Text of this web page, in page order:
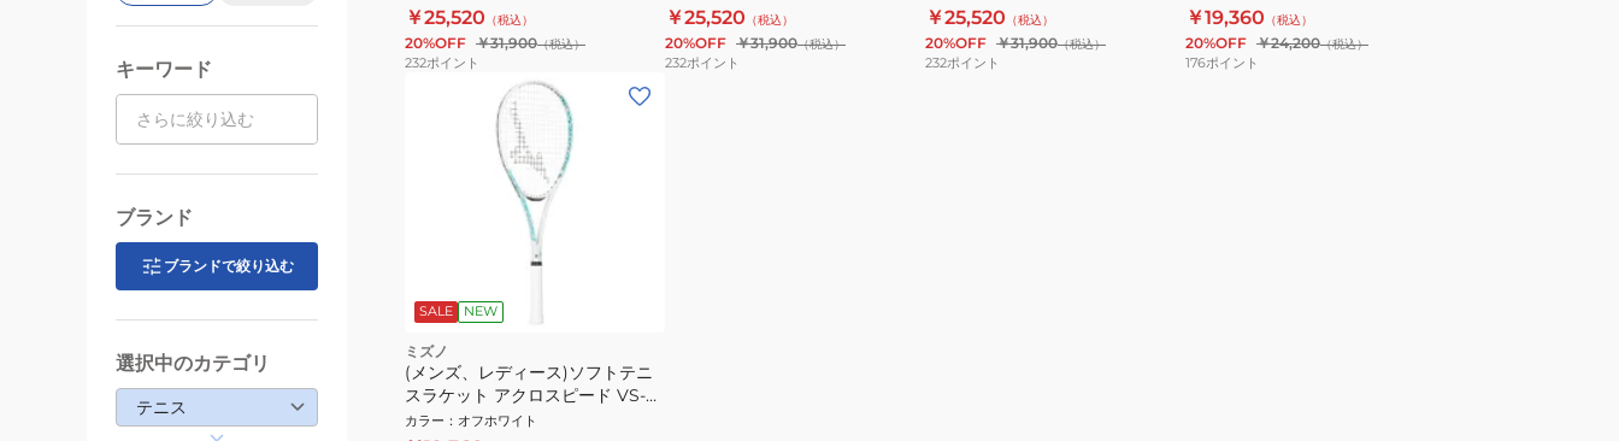
￥25,520 （税込）
20%OFF ￥31,900（税込）
232ポイント
￥25,520 （税込）
20%OFF ￥31,900（税込）
232ポイント
￥25,520 （税込）
20%OFF ￥31,900（税込）
232ポイント
￥19,360 （税込）
20%OFF ￥24,200（税込）
176ポイント
SALE NEW
ミズノ
(メンズ、レディース)ソフトテニ
スラケット アクロスピード VS-
05 63JTN6A703
カラー ： オフホワイト
キーワード
ブランド
ブランドで絞り込む
選択中のカテゴリ
テニス